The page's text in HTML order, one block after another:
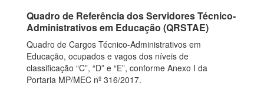
Quadro de Referência dos Servidores Técnico-
Administrativos em Educação (QRSTAE)
Quadro de Cargos Técnico-Administrativos em
Educação, ocupados e vagos dos níveis de
classificação “C”, “D” e “E”, conforme Anexo I da
Portaria MP/MEC nº 316/2017.